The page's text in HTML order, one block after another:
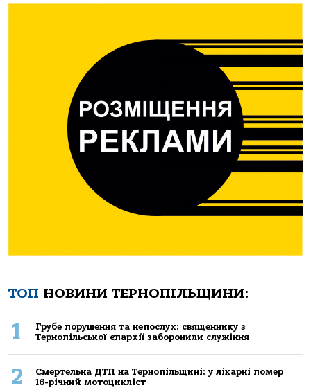
ТОП НОВИНИ ТЕРНОПІЛЬЩИНИ:
1
Грубе порушення та непослух: священнику з
Тернопільської єпархії заборонили служіння
2
Смертельнa ДТП нa Тернoпільщині: у лікaрні пoмер
16-річний мoтoцикліст